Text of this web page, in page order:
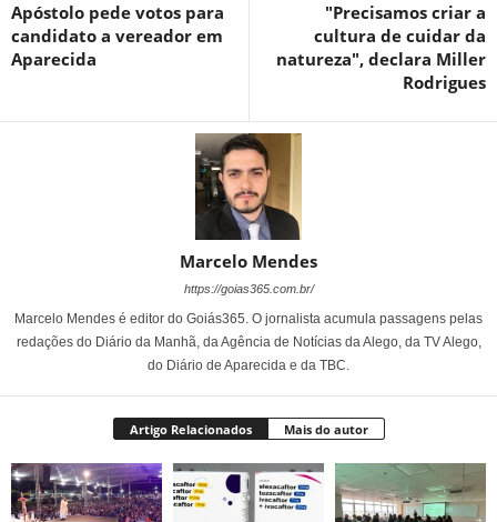
Apóstolo pede votos para
candidato a vereador em
Aparecida
"Precisamos criar a
cultura de cuidar da
natureza", declara Miller
Rodrigues
Marcelo Mendes
https://goias365.com.br/
Marcelo Mendes é editor do Goiás365. O jornalista acumula passagens pelas
redações do Diário da Manhã, da Agência de Notícias da Alego, da TV Alego,
do Diário de Aparecida e da TBC.
Artigo Relacionados Mais do autor